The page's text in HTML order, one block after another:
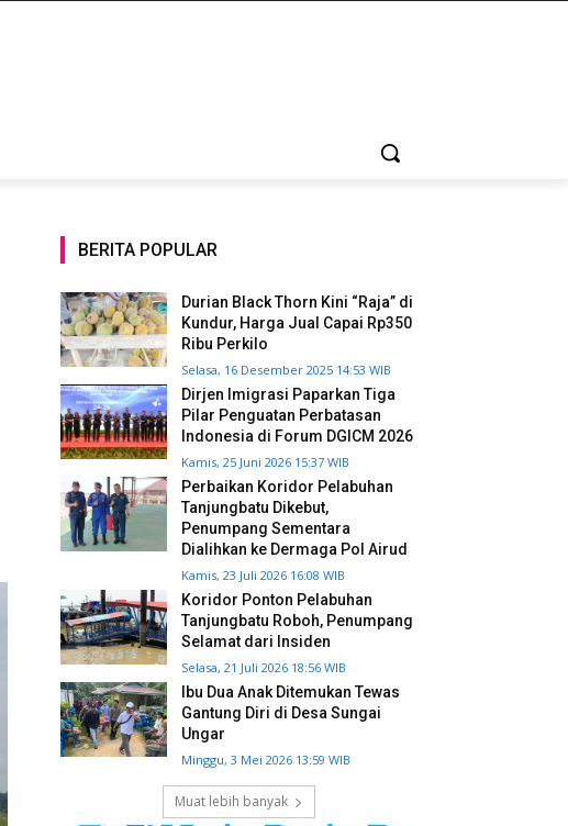
BERITA POPULAR
Durian Black Thorn Kini “Raja” di
Kundur, Harga Jual Capai Rp350
Ribu Perkilo
Selasa, 16 Desember 2025 14:53 WIB
Dirjen Imigrasi Paparkan Tiga
Pilar Penguatan Perbatasan
Indonesia di Forum DGICM 2026
Kamis, 25 Juni 2026 15:37 WIB
Perbaikan Koridor Pelabuhan
Tanjungbatu Dikebut,
Penumpang Sementara
Dialihkan ke Dermaga Pol Airud
Kamis, 23 Juli 2026 16:08 WIB
Koridor Ponton Pelabuhan
Tanjungbatu Roboh, Penumpang
Selamat dari Insiden
Selasa, 21 Juli 2026 18:56 WIB
Ibu Dua Anak Ditemukan Tewas
Gantung Diri di Desa Sungai
Ungar
Minggu, 3 Mei 2026 13:59 WIB
Muat lebih banyak